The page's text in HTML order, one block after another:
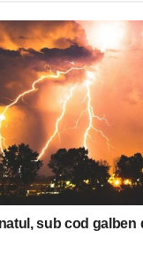
sub cod galben